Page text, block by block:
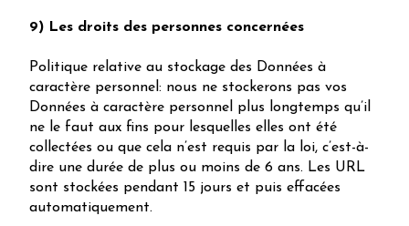
9) Les droits des personnes concernées
Politique relative au stockage des Données à
caractère personnel: nous ne stockerons pas vos
Données à caractère personnel plus longtemps qu’il
ne le faut aux fins pour lesquelles elles ont été
collectées ou que cela n’est requis par la loi, c’est-à-
dire une durée de plus ou moins de 6 ans. Les URL
sont stockées pendant 15 jours et puis effacées
automatiquement.